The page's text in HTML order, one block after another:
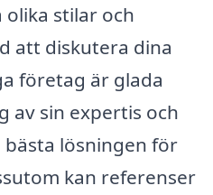
olika stilar och
att diskutera dina
företag är glada
av sin expertis och
lösningen för
kan referenser